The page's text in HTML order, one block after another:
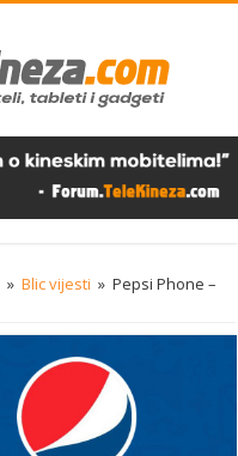
» Blic vijesti » Pepsi Phone –